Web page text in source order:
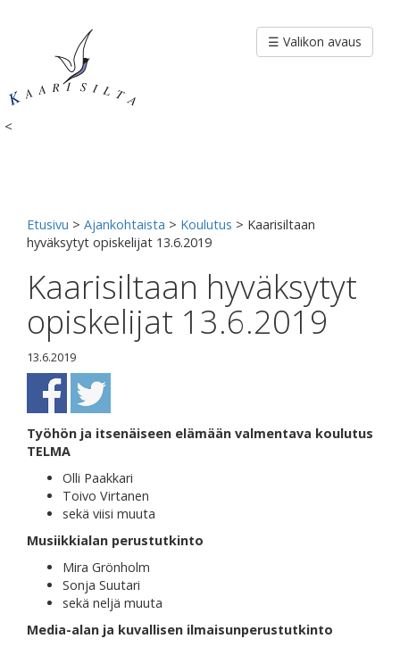
<
☰ Valikon avaus
Etusivu > Ajankohtaista > Koulutus > Kaarisiltaan
hyväksytyt opiskelijat 13.6.2019
Kaarisiltaan hyväksytyt
opiskelijat 13.6.2019
13.6.2019
Työhön ja itsenäiseen elämään valmentava koulutus
TELMA
Olli Paakkari
Toivo Virtanen
sekä viisi muuta
Musiikkialan perustutkinto
Mira Grönholm
Sonja Suutari
sekä neljä muuta
Media-alan ja kuvallisen ilmaisunperustutkinto